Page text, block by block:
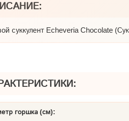
суккулент Echeveria Chocolate
горшка (см):